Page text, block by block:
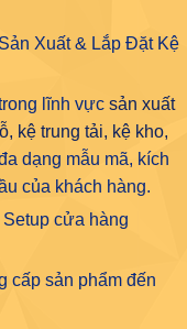
Xuất & Lắp Đặt Kệ
lĩnh vực sản xuất
kệ trung tải, kệ kho,
dạng mẫu mã, kích
của khách hàng.
cửa hàng
cấp sản phẩm đến